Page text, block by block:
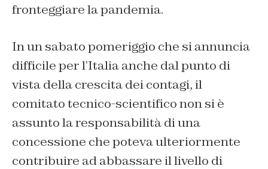
fronteggiare la pandemia.
In un sabato pomeriggio che si annuncia
difficile per l’Italia anche dal punto di
vista della crescita dei contagi, il
comitato tecnico-scientifico non si è
assunto la responsabilità di una
concessione che poteva ulteriormente
contribuire ad abbassare il livello di